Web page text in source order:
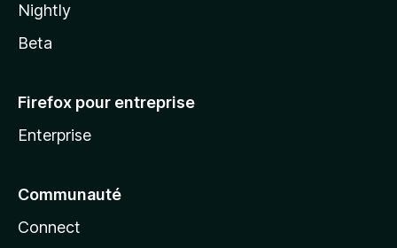
Nightly
Beta
Firefox pour entreprise
Enterprise
Communauté
Connect